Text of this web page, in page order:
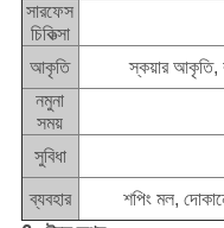
সারফেস
চিকিত্সা
আকৃতি
স্কয়ার আকৃতি,
নমুনা
সময়
সুবিধা
ব্যবহার শপিং মল,